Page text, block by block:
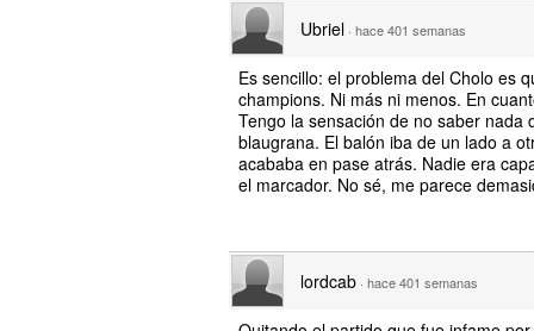
Ubriel · hace 401 semanas
Es sencillo: el problema del Cholo es
champions. Ni más ni menos. En
Tengo la sensación de no saber
blaugrana. El balón iba de un lado a
acababa en pase atrás. Nadie era
el marcador. No sé, me parece
lordcab · hace 401 semanas